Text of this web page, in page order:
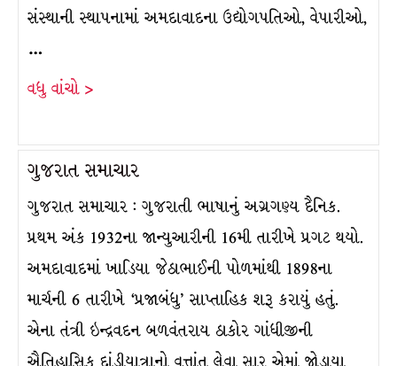
સંસ્થાની સ્થાપનામાં અમદાવાદના ઉદ્યોગપતિઓ, વેપારીઓ,
…
વધુ વાંચો >
ગુજરાત સમાચાર
ગુજરાત સમાચાર : ગુજરાતી ભાષાનું અગ્રગણ્ય દૈનિક.
પ્રથમ અંક 1932ના જાન્યુઆરીની 16મી તારીખે પ્રગટ થયો.
અમદાવાદમાં ખાડિયા જેઠાભાઈની પોળમાંથી 1898ના
માર્ચની 6 તારીખે ‘પ્રજાબંધુ’ સાપ્તાહિક શરૂ કરાયું હતું.
એના તંત્રી ઇન્દ્રવદન બળવંતરાય ઠાકોર ગાંધીજીની